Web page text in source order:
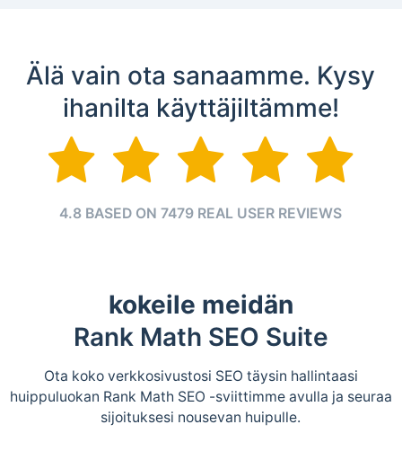
Älä vain ota sanaamme. Kysy
ihanilta käyttäjiltämme!
4.8 BASED ON 7479 REAL USER REVIEWS
kokeile meidän
Rank Math SEO Suite
Ota koko verkkosivustosi SEO täysin hallintaasi
huippuluokan Rank Math SEO -sviittimme avulla ja seuraa
sijoituksesi nousevan huipulle.